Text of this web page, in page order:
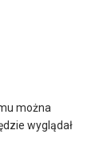
można
wyglądał